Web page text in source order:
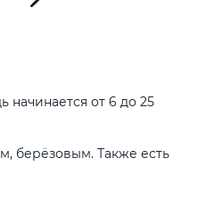
начинается от 6 до 25
берёзовым. Также есть